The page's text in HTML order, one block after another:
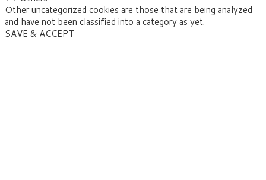
Other uncategorized cookies are those that are being analyzed
and have not been classified into a category as yet.
SAVE & ACCEPT